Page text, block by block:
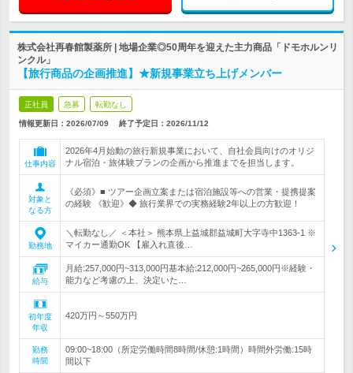
株式会社再春館製薬所 | 地場企業◎50周年を迎えた主力商品「ドモホルンリ
ンクル」
【旅行商品の企画推進】★新規事業立ち上げメンバー
正社員 急募 転勤なし
情報更新日：2026/07/09 終了予定日： 2026/11/12
仕事内容
2026年4月始動の旅行新規事業において、自社会員向けのオリジ
ナル宿泊・旅体験プランの企画から推進までを担当します。
対象と
なる方
《必須》■ ツアー企画立案または宿泊施設等への営業・提携提案
の経験 《歓迎》◆ 旅行業界での実務経験2年以上の方歓迎！
勤務地
＼転勤なし／ ＜本社＞ 熊本県上益城郡益城町大字寺中1363-1 ※
マイカー通勤OK 【雇入れ直後…
給与
月給:257,000円~313,000円基本給:212,000円~265,000円※経験・
能力など考慮の上、決定いた…
初年度
年収
420万円～550万円
勤務
時間
09:00~18:00（所定労働時間8時間/休憩:1時間）時間外労働:15時
間以下